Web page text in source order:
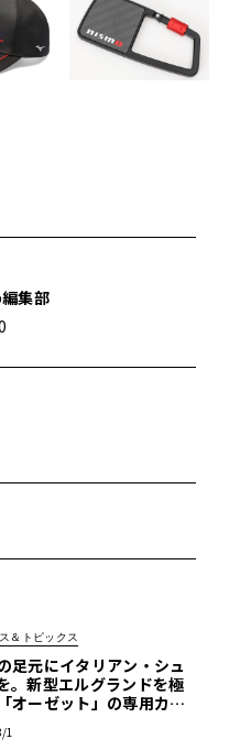
集部
＆トピックス
足元にイタリアン・シュ
。新型エルグランドを極
オーゼット」の専用カス
1